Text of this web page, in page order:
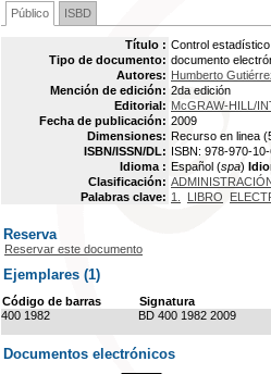
Público ISBD
Título : Control
Tipo de documento: documento
Autores: Humberto
Mención de edición: 2da edición
Editorial: McGRAW-HILL/
Fecha de publicación: 2009
Dimensiones: Recurso en linea
ISBN/ISSN/DL: ISBN: 978-970-
Idioma : Español (spa)
Clasificación:
Palabras clave: 1. LIBRO
Reserva
Reservar este documento
Ejemplares (1)
Código de barras
Signatura
400 1982
BD 400 1982 2009
Documentos electrónicos